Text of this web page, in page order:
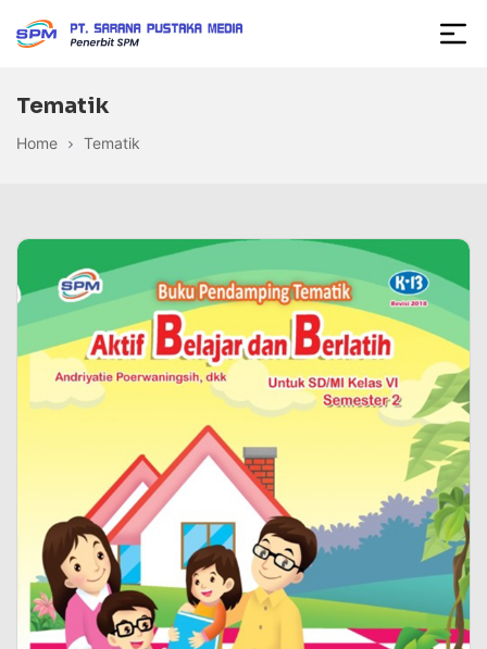
content
Media
Tematik
Home Tematik